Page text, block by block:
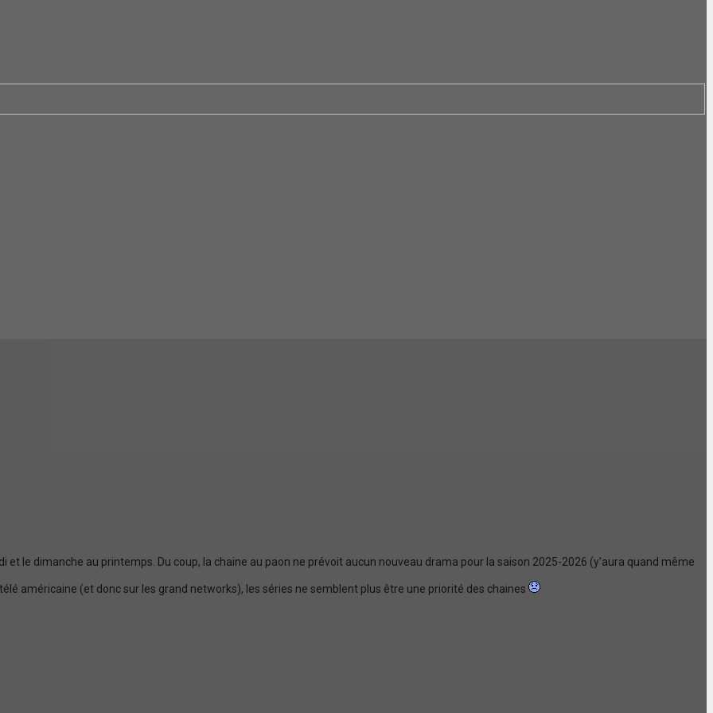
et le dimanche au printemps. Du coup, la chaine au paon ne prévoit aucun nouveau drama pour la saison 2025-2026 (y'aura quand même
américaine (et donc sur les grand networks), les séries ne semblent plus être une priorité des chaines